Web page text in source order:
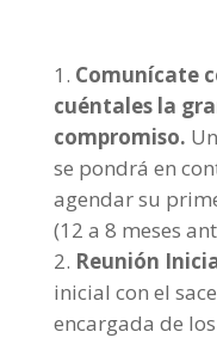
Comunícate
cuéntales la
compromiso.
se pondrá en
agendar su
(12 a 8 meses
Reunión
inicial con el
encargada de